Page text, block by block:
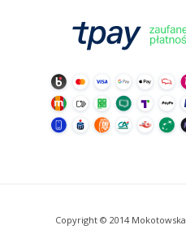
Copyright © 2014